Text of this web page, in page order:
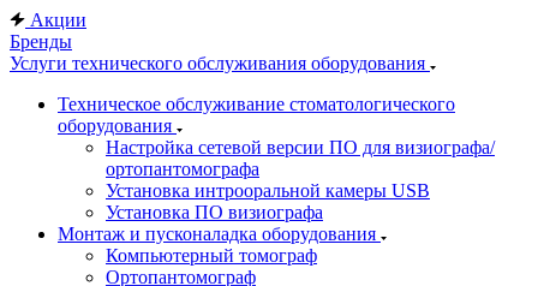
Акции
Бренды
Услуги технического обслуживания оборудования
Техническое обслуживание стоматологического
оборудования
Настройка сетевой версии ПО для визиографа/
ортопантомографа
Установка интрооральной камеры USB
Установка ПО визиографа
Монтаж и пусконаладка оборудования
Компьютерный томограф
Ортопантомограф